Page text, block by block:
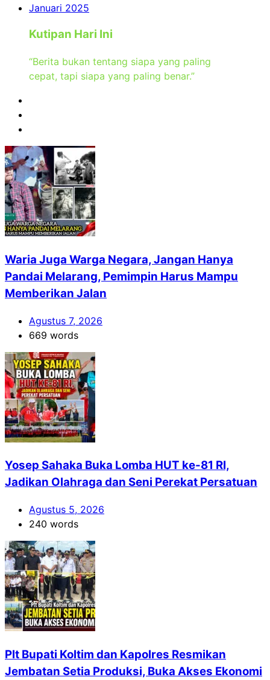
Januari 2025
Kutipan Hari Ini
“Berita bukan tentang siapa yang paling
cepat, tapi siapa yang paling benar.”
Waria Juga Warga Negara, Jangan Hanya
Pandai Melarang, Pemimpin Harus Mampu
Memberikan Jalan
Agustus 7, 2026
669 words
Yosep Sahaka Buka Lomba HUT ke-81 RI,
Jadikan Olahraga dan Seni Perekat Persatuan
Agustus 5, 2026
240 words
Plt Bupati Koltim dan Kapolres Resmikan
Jembatan Setia Produksi, Buka Akses Ekonomi